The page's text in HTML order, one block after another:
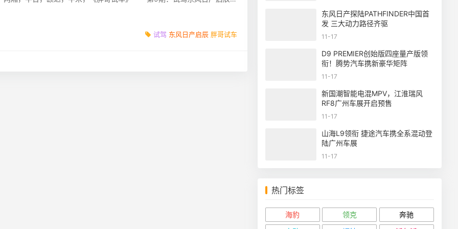
试驾 东风日产启辰 胖哥试车
东风日产探陆PATHFINDER中国首
发 三大动力路径齐驱
11-17
D9 PREMIER创始版四座量产版领
衔！腾势汽车携新豪华矩阵
11-17
新国潮智能电混MPV，江淮瑞风
RF8广州车展开启预售
11-17
山海L9领衔 捷途汽车携全系混动登
陆广州车展
11-17
热门标签
海豹 领克
奔驰